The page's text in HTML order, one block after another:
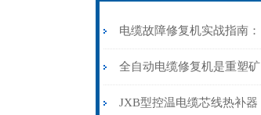
电缆故障修复机实战指南：
从“盲测”到“精确定点”的三
步作业法
全自动电缆修复机是重塑矿
山电力动脉的“智能外科医
JXB型控温电缆芯线热补器